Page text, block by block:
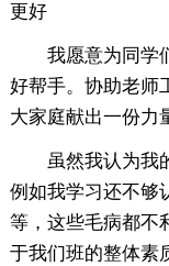
更好
我愿意为同学
好帮手。协助老师
大家庭献出一份力
虽然我认为我
例如我学习还不够
等，这些毛病都不
于我们班的整体素